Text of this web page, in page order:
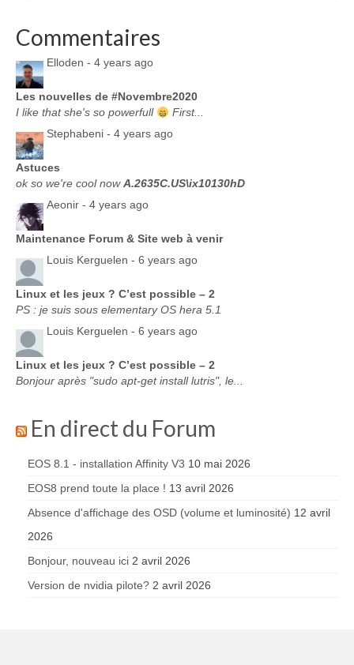
Commentaires
Elloden - 4 years ago
Les nouvelles de #Novembre2020
I like that she's so powerfull
First...
Stephabeni - 4 years ago
Astuces
ok so we're cool nowA.2635C.US\ix10130hD
Aeonir - 4 years ago
Maintenance Forum & Site web à venir
Louis Kerguelen - 6 years ago
Linux et les jeux ? C’est possible – 2
PS : je suis sous elementary OS hera 5.1
Louis Kerguelen - 6 years ago
Linux et les jeux ? C’est possible – 2
Bonjour après "sudo apt-get install lutris", le...
En direct du Forum
EOS 8.1 - installation Affinity V3 10 mai 2026
EOS8 prend toute la place ! 13 avril 2026
Absence d'affichage des OSD (volume et luminosité) 12 avril
2026
Bonjour, nouveau ici 2 avril 2026
Version de nvidia pilote? 2 avril 2026